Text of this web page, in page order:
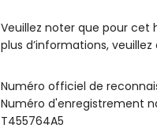
2 salles de bain en
salle de bain en suite
Extérieur de la villa
grand terrain clos
Veuillez noter que pour cet
plus d’informations,
Numéro officiel de
Numéro d'enregistrement
T455764A5